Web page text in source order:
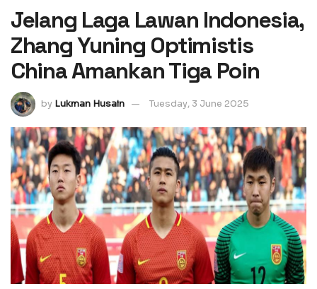
Jelang Laga Lawan Indonesia,
Zhang Yuning Optimistis
China Amankan Tiga Poin
by Lukman Husain Tuesday, 3 June 2025